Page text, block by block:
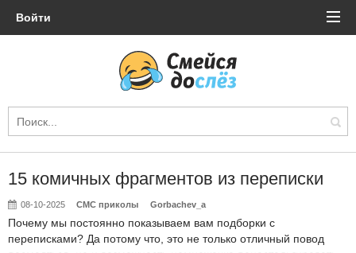
Войти
15 комичных фрагментов из переписки
08-10-2025 СМС приколы Gorbachev_a
Почему мы постоянно показываем вам подборки с
переписками? Да потому что, это не только отличный повод